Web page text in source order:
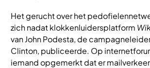
Het gerucht over het
zich nadat klokkenluidersplatform
van John Podesta, de
Clinton, publiceerde. Op
iemand opgemerkt dat er